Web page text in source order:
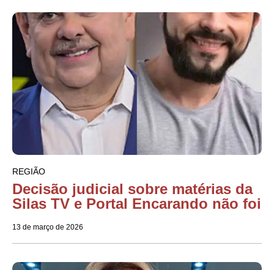
REGIÃO
Decisão judicial sobre matérias da
Silas TV e Portal Encarando não foi
13 de março de 2026